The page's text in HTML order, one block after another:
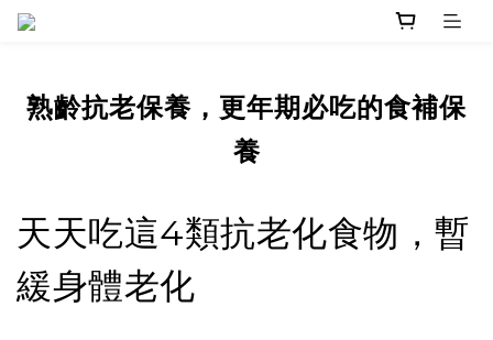
熟齡抗老保養，更年期必吃的食補保
養
天天吃這4類抗老化食物，暫
緩身體老化